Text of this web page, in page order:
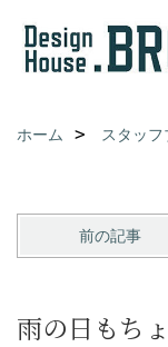
ホーム スタッ
前の記事
雨の日もち